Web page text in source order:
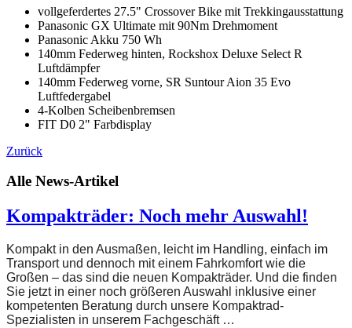
vollgeferdertes 27.5" Crossover Bike mit Trekkingausstattung
Panasonic GX Ultimate mit 90Nm Drehmoment
Panasonic Akku 750 Wh
140mm Federweg hinten, Rockshox Deluxe Select R
Luftdämpfer
140mm Federweg vorne, SR Suntour Aion 35 Evo
Luftfedergabel
4-Kolben Scheibenbremsen
FIT D0 2" Farbdisplay
Zurück
Alle News-Artikel
Kompakträder: Noch mehr Auswahl!
Kompakt in den Ausmaßen, leicht im Handling, einfach im
Transport und dennoch mit einem Fahrkomfort wie die
Großen – das sind die neuen Kompakträder. Und die finden
Sie jetzt in einer noch größeren Auswahl inklusive einer
kompetenten Beratung durch unsere Kompaktrad-
Spezialisten in unserem Fachgeschäft …